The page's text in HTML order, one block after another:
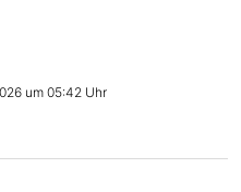
um 05:42 Uhr